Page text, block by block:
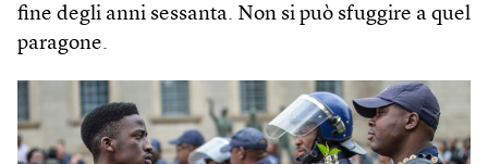
fine degli anni sessanta. Non si può sfuggire a quel
paragone.